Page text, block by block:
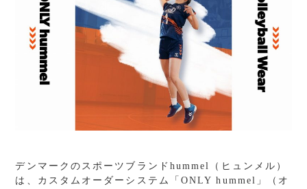
デンマークのスポーツブランドhummel（ヒュンメル）
は、カスタムオーダーシステム「ONLY hummel」（オ